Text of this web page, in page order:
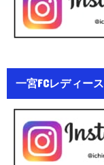
一宮FCレディース